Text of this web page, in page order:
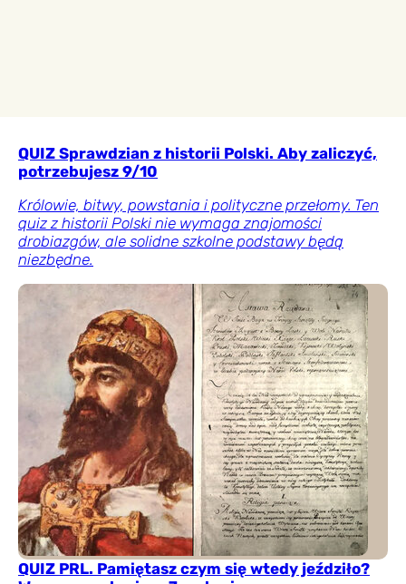
QUIZ Sprawdzian z historii Polski. Aby zaliczyć,
potrzebujesz 9/10
Królowie, bitwy, powstania i polityczne przełomy. Ten
quiz z historii Polski nie wymaga znajomości
drobiazgów, ale solidne szkolne podstawy będą
niezbędne.
QUIZ PRL. Pamiętasz czym się wtedy jeździło?